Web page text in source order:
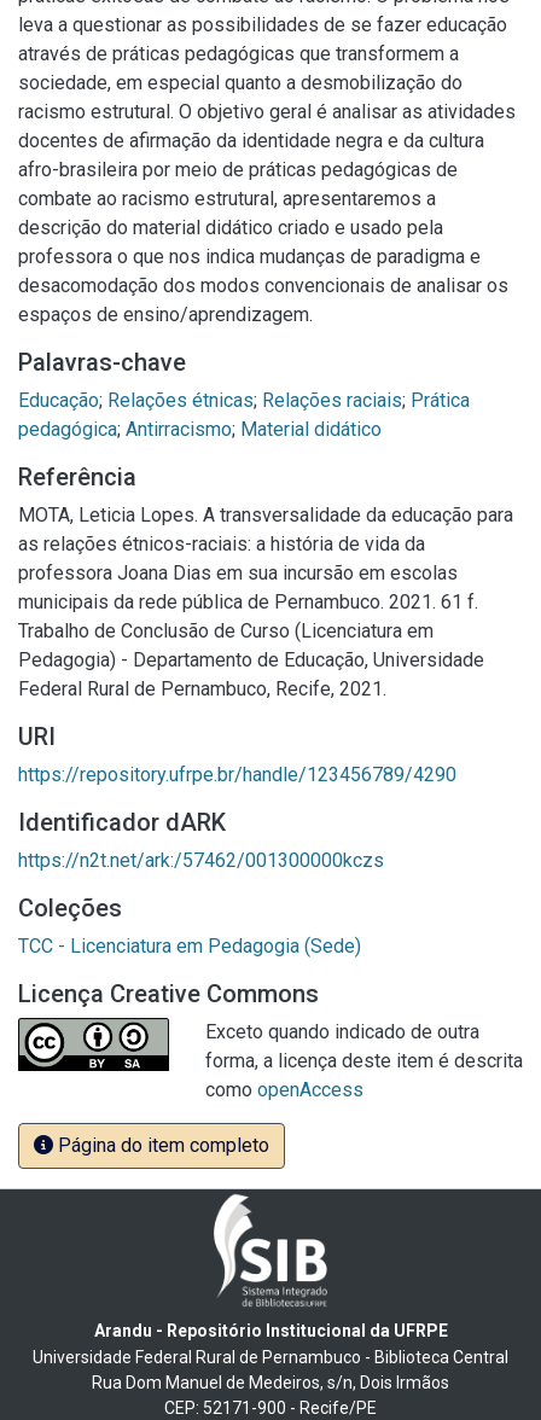
leva a questionar as possibilidades de se fazer educação
através de práticas pedagógicas que transformem a
sociedade, em especial quanto a desmobilização do
racismo estrutural. O objetivo geral é analisar as atividades
docentes de afirmação da identidade negra e da cultura
afro-brasileira por meio de práticas pedagógicas de
combate ao racismo estrutural, apresentaremos a
descrição do material didático criado e usado pela
professora o que nos indica mudanças de paradigma e
desacomodação dos modos convencionais de analisar os
espaços de ensino/aprendizagem.
Palavras-chave
Educação; Relações étnicas; Relações raciais; Prática
pedagógica; Antirracismo; Material didático
Referência
MOTA, Leticia Lopes. A transversalidade da educação para
as relações étnicos-raciais: a história de vida da
professora Joana Dias em sua incursão em escolas
municipais da rede pública de Pernambuco. 2021. 61 f.
Trabalho de Conclusão de Curso (Licenciatura em
Pedagogia) - Departamento de Educação, Universidade
Federal Rural de Pernambuco, Recife, 2021.
URI
https://repository.ufrpe.br/handle/123456789/4290
Identificador dARK
https://n2t.net/ark:/57462/001300000kczs
Coleções
TCC - Licenciatura em Pedagogia (Sede)
Licença Creative Commons
Exceto quando indicado de outra
forma, a licença deste item é descrita
como openAccess
Página do item completo
Arandu - Repositório Institucional da UFRPE
Universidade Federal Rural de Pernambuco - Biblioteca Central
Rua Dom Manuel de Medeiros, s/n, Dois Irmãos
CEP: 52171-900 - Recife/PE